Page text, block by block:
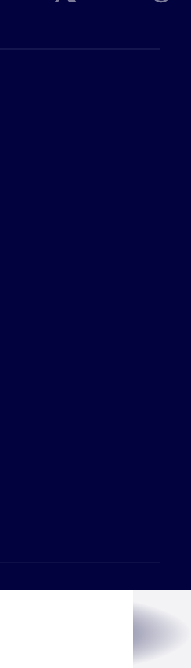
Studio